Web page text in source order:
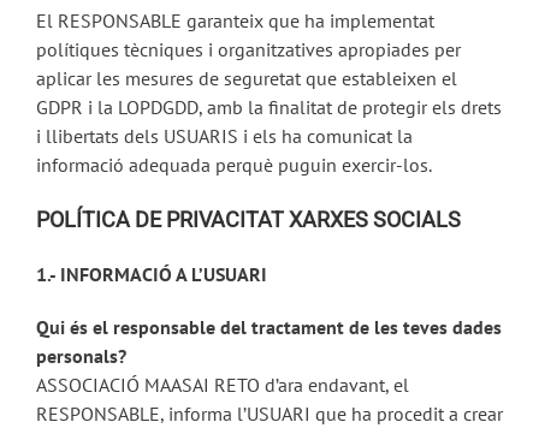
El RESPONSABLE garanteix que ha implementat
polítiques tècniques i organitzatives apropiades per
aplicar les mesures de seguretat que estableixen el
GDPR i la LOPDGDD, amb la finalitat de protegir els drets
i llibertats dels USUARIS i els ha comunicat la
informació adequada perquè puguin exercir-los.
POLÍTICA DE PRIVACITAT XARXES SOCIALS
1.- INFORMACIÓ A L’USUARI
Qui és el responsable del tractament de les teves dades
personals?
ASSOCIACIÓ MAASAI RETO d’ara endavant, el
RESPONSABLE, informa l’USUARI que ha procedit a crear